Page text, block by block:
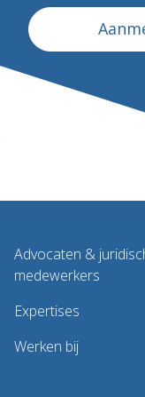
Advocaten &
medewerkers
Expertises
Werken bij